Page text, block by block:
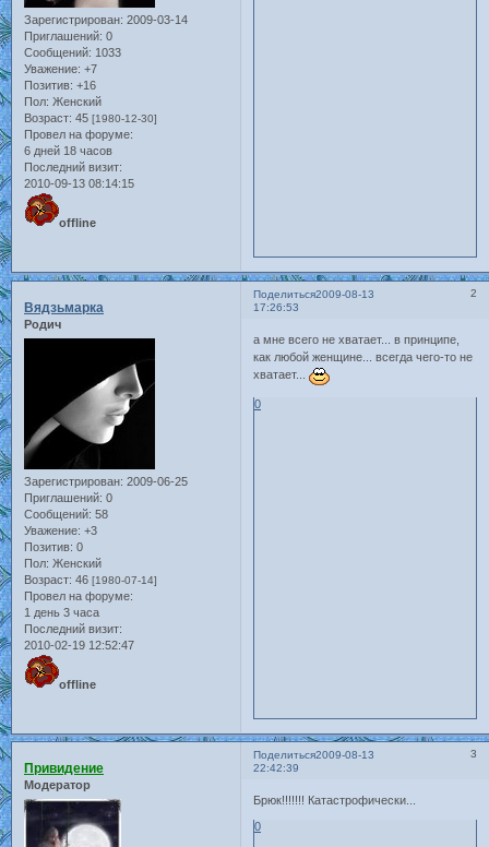
Зарегистрирован: 2009-03-14
Приглашений: 0
Сообщений: 1033
Уважение: +7
Позитив: +16
Пол: Женский
Возраст: 45 [1980-12-30]
Провел на форуме:
6 дней 18 часов
Последний визит:
2010-09-13 08:14:15
offline
Поделиться 2
2009-08-13
17:26:53
Вядзьмарка
Родич
Зарегистрирован: 2009-06-25
Приглашений: 0
Сообщений: 58
Уважение: +3
Позитив: 0
Пол: Женский
Возраст: 46 [1980-07-14]
Провел на форуме:
1 день 3 часа
Последний визит:
2010-02-19 12:52:47
offline
а мне всего не хватает... в принципе,
как любой женщине... всегда чего-то не
хватает...
0
Поделиться 3
2009-08-13
22:42:39
Привидение
Модератор
Брюк!!!!!!! Катастрофически...
0